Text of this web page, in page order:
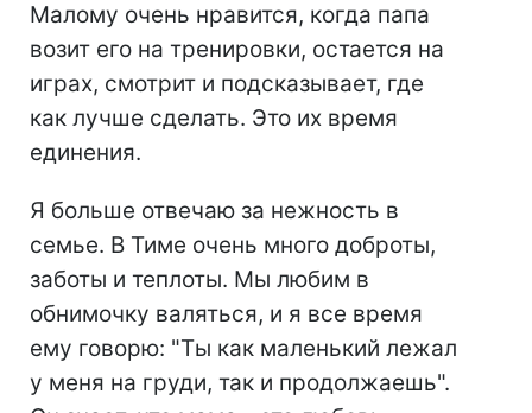
Малому очень нравится, когда папа
возит его на тренировки, остается на
играх, смотрит и подсказывает, где
как лучше сделать. Это их время
единения.
Я больше отвечаю за нежность в
семье. В Тиме очень много доброты,
заботы и теплоты. Мы любим в
обнимочку валяться, и я все время
ему говорю: "Ты как маленький лежал
у меня на груди, так и продолжаешь".